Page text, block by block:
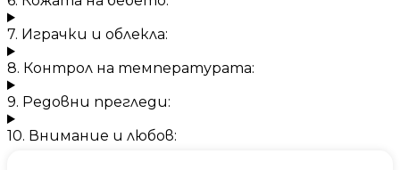
7. Играчки и облекла:
8. Контрол на температурата:
9. Редовни прегледи:
10. Внимание и любов: